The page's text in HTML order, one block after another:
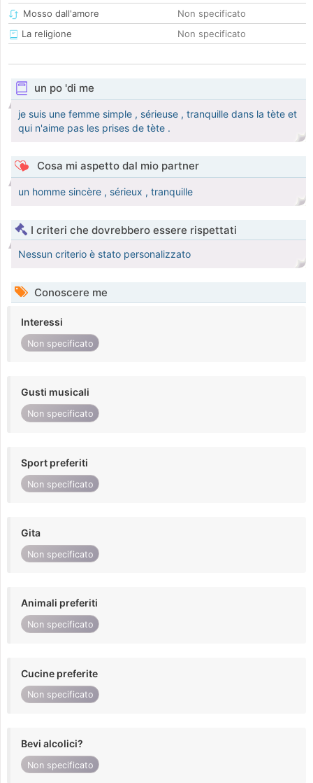
Mosso dall'amore
Non specificato
La religione
Non specificato
un po 'di me
je suis une femme simple , sérieuse , tranquille dans la tète et
qui n'aime pas les prises de tète .
Cosa mi aspetto dal mio partner
un homme sincère , sérieux , tranquille
I criteri che dovrebbero essere rispettati
Nessun criterio è stato personalizzato
Conoscere me
Interessi
Non specificato
Gusti musicali
Non specificato
Sport preferiti
Non specificato
Gita
Non specificato
Animali preferiti
Non specificato
Cucine preferite
Non specificato
Bevi alcolici?
Non specificato